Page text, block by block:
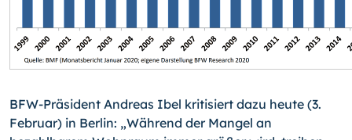
BFW-Präsident Andreas Ibel kritisiert dazu heute (3.
Februar) in Berlin: „Während der Mangel an